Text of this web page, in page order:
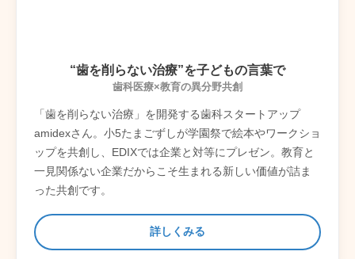
“歯を削らない治療”を子どもの言葉で
歯科医療×教育の異分野共創
「歯を削らない治療」を開発する歯科スタートアップ
amidexさん。小5たまごずしが学園祭で絵本やワークショ
ップを共創し、EDIXでは企業と対等にプレゼン。教育と
一見関係ない企業だからこそ生まれる新しい価値が詰ま
った共創です。
詳しくみる